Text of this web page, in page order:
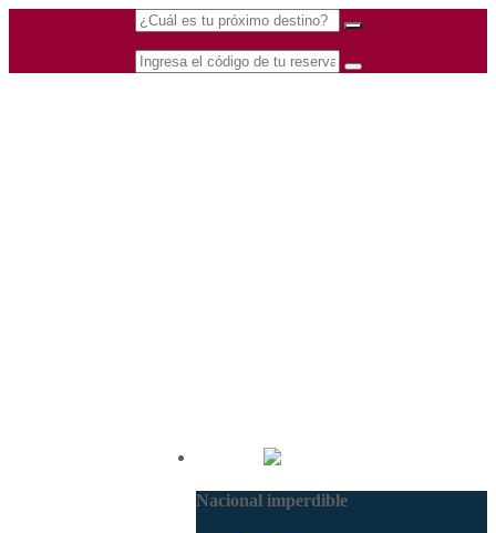
Nacional imperdible